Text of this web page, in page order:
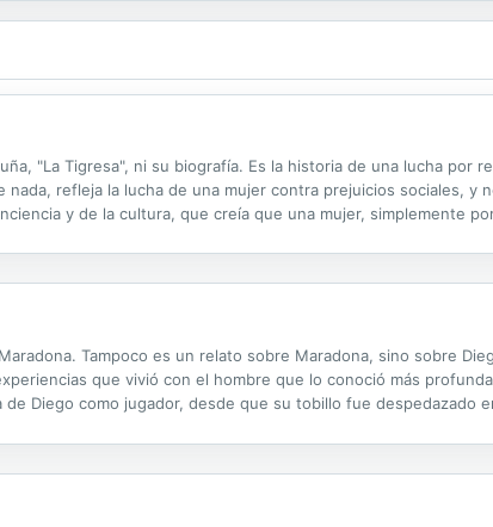
"La Tigresa", ni su biografía. Es la historia de una lucha por
nada, refleja la lucha de una mujer contra prejuicios sociales, y
y de la cultura, que creía que una mujer, simplemente
Tampoco es un relato sobre Maradona, sino sobre
que vivió con el hombre que lo conoció más
Diego como jugador, desde que su tobillo fue despedazado